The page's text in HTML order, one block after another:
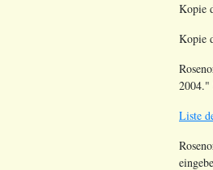
Kopie
Kopie
2004."
Liste